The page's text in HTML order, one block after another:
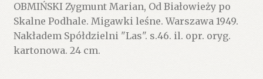
OBMIŃSKI Zygmunt Marian, Od Białowieży po
Skalne Podhale. Migawki leśne. Warszawa 1949.
Nakładem Spółdzielni "Las". s.46. il. opr. oryg.
kartonowa. 24 cm.